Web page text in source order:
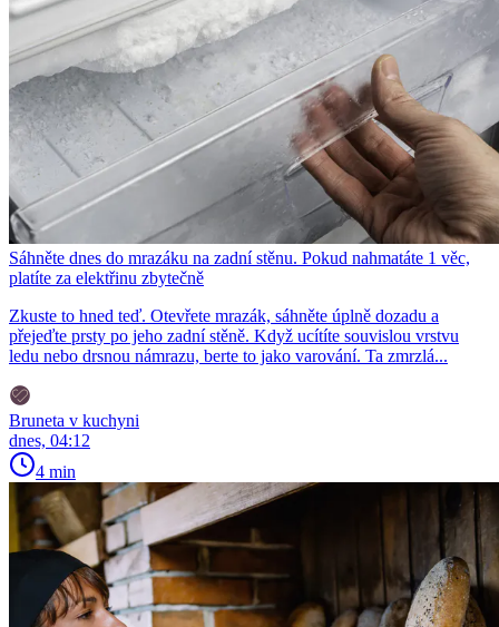
Sáhněte dnes do mrazáku na zadní stěnu. Pokud nahmatáte 1 věc,
platíte za elektřinu zbytečně
Zkuste to hned teď. Otevřete mrazák, sáhněte úplně dozadu a
přejeďte prsty po jeho zadní stěně. Když ucítíte souvislou vrstvu
ledu nebo drsnou námrazu, berte to jako varování. Ta zmrzlá...
Bruneta v kuchyni
dnes, 04:12
4 min